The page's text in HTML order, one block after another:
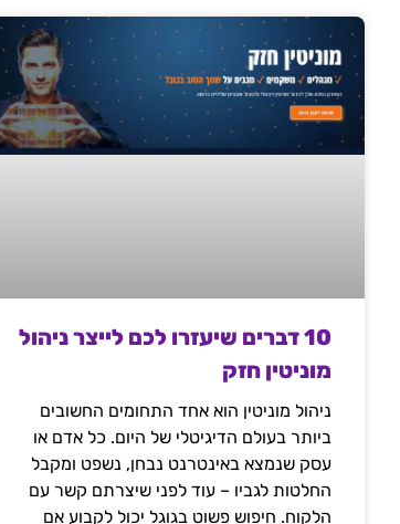
10 דברים שיעזרו לכם לייצר ניהול
מוניטין חזק
ניהול מוניטין הוא אחד התחומים החשובים
ביותר בעולם הדיגיטלי של היום. כל אדם או
עסק שנמצא באינטרנט נבחן, נשפט ומקבל
החלטות לגביו – עוד לפני שיצרתם קשר עם
הלקוח. חיפוש פשוט בגוגל יכול לקבוע אם